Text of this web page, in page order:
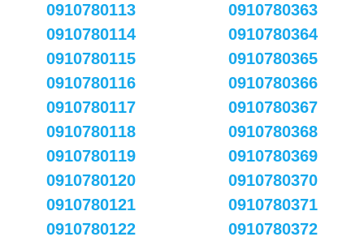
0910780113
0910780114
0910780115
0910780116
0910780117
0910780118
0910780119
0910780120
0910780121
0910780122
0910780363
0910780364
0910780365
0910780366
0910780367
0910780368
0910780369
0910780370
0910780371
0910780372